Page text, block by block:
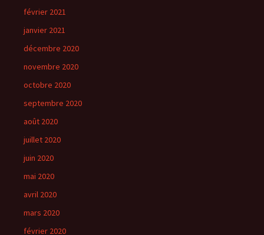
février 2021
janvier 2021
décembre 2020
novembre 2020
octobre 2020
septembre 2020
août 2020
juillet 2020
juin 2020
mai 2020
avril 2020
mars 2020
février 2020